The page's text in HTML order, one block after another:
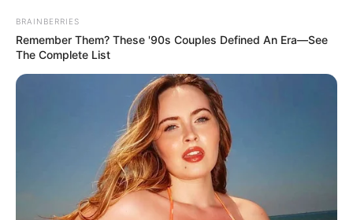
BRAINBERRIES
Remember Them? These '90s Couples Defined An Era—See
The Complete List